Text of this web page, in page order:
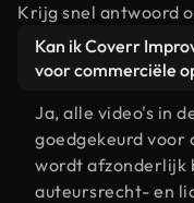
Krijg snel antwoord
Kan ik Coverr
voor commerciële
Ja, alle video's in
goedgekeurd voor
wordt afzonderlijk
auteursrecht- en